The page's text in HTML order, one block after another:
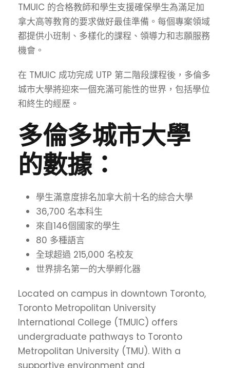
TMUIC 的合格教師和學生支援確保學生為滿足加
拿大高等教育的要求做好最佳準備。每個專案領域
都提供小班制、多樣化的課程、領導力和志願服務
機會。
在 TMUIC 成功完成 UTP 第二階段課程後，多倫多
城市大學將迎來一個充滿可能性的世界，包括學位
和終生的經歷。
多倫多城市大學
的數據：
學生滿意度排名加拿大前十名的綜合大學
36,700 名本科生
來自146個國家的學生
80 多種語言
全球超過 215,000 名校友
世界排名第一的大學孵化器
Located on campus in downtown Toronto,
Toronto Metropolitan University
International College (TMUIC) offers
undergraduate pathways to Toronto
Metropolitan University (TMU). With a
supportive environment and